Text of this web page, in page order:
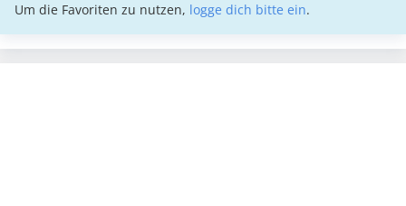
Um die Favoriten zu nutzen, logge dich bitte ein.